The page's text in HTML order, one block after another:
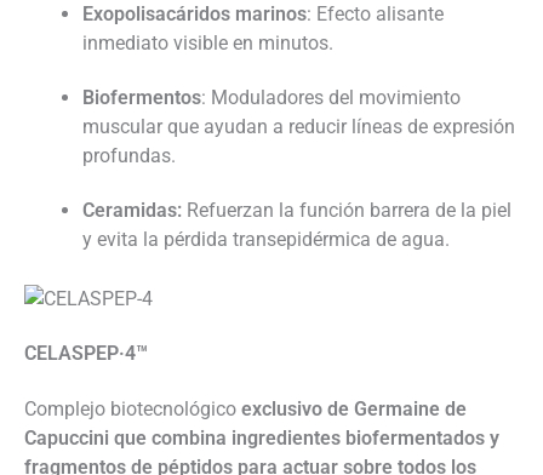
Exopolisacáridos marinos: Efecto alisante
inmediato visible en minutos.
Biofermentos: Moduladores del movimiento
muscular que ayudan a reducir líneas de expresión
profundas.
Ceramidas: Refuerzan la función barrera de la piel
y evita la pérdida transepidérmica de agua.
CELASPEP·4™
Complejo biotecnológico exclusivo de Germaine de
Capuccini que combina ingredientes biofermentados y
fragmentos de péptidos para actuar sobre todos los